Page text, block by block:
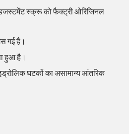
स्क्रू को फैक्ट्री ओरिजिनल
गई है।
हुआ है।
घटकों का असामान्य आंतरिक